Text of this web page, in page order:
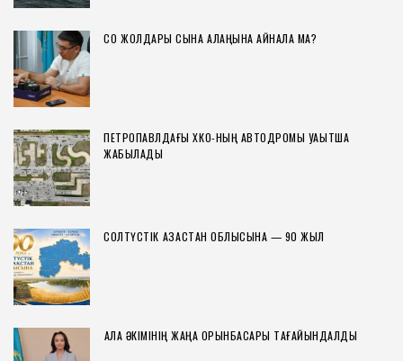
СҚО ЖОЛДАРЫ СЫНАҚ АЛАҢЫНА АЙНАЛА МА?
ПЕТРОПАВЛДАҒЫ ХҚКО-НЫҢ АВТОДРОМЫ УАҚЫТША
ЖАБЫЛАДЫ
СОЛТҮСТІК ҚАЗАҚСТАН ОБЛЫСЫНА — 90 ЖЫЛ
ҚАЛА ӘКІМІНІҢ ЖАҢА ОРЫНБАСАРЫ ТАҒАЙЫНДАЛДЫ